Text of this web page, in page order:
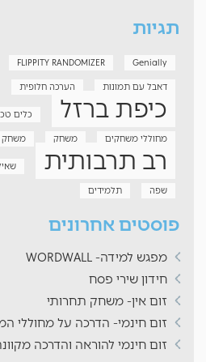
תגיות
FLIPPITY RANDOMIZER Genially
דאבל עם תמונות
הערכה חלופית
כיפת ברזל כלים
מחוללי משחקים
משחק משחק
רב תרבותית
שפה
תלמידים
פוסטים אחרונים
מפגש למידה- WORDWALL
חידון שירי פסח
זום אין- משחק תחרותי
זום חינמי- הדרכה על מחוללי
זום חינמי להוראה והדרכה